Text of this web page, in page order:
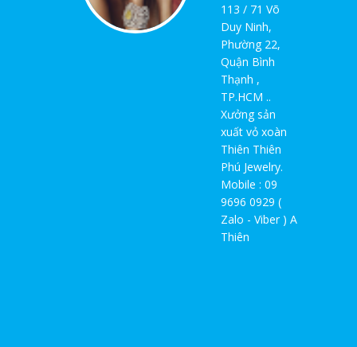
113 / 71 Võ
Duy Ninh,
Phường 22,
Quận Bình
Thạnh ,
TP.HCM ..
Xưởng sản
xuất vỏ xoàn
Thiên Thiên
Phú Jewelry.
Mobile : 09
9696 0929 (
Zalo - Viber ) A
Thiên